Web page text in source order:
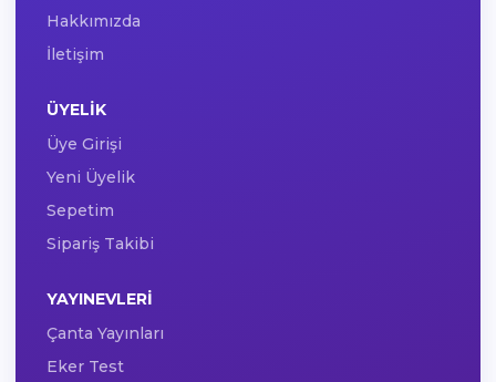
Hakkımızda
İletişim
ÜYELIK
Üye Girişi
Yeni Üyelik
Sepetim
Sipariş Takibi
YAYINEVLERI
Çanta Yayınları
Eker Test